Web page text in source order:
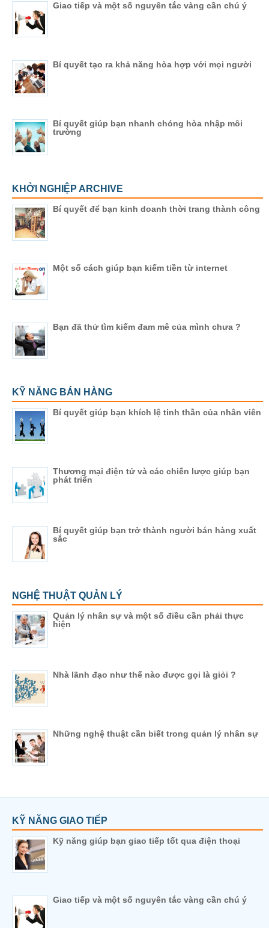
Giao tiếp và một số nguyên tắc vàng cần chú ý
Bí quyết tạo ra khả năng hòa hợp với mọi người
Bí quyết giúp bạn nhanh chóng hòa nhập môi
trường
KHỞI NGHIỆP ARCHIVE
Bí quyết để bạn kinh doanh thời trang thành công
Một số cách giúp bạn kiếm tiền từ internet
Bạn đã thử tìm kiếm đam mê của mình chưa ?
KỸ NĂNG BÁN HÀNG
Bí quyết giúp bạn khích lệ tinh thần của nhân viên
Thương mại điện tử và các chiến lược giúp bạn
phát triển
Bí quyết giúp bạn trở thành người bán hàng xuất
sắc
NGHỆ THUẬT QUẢN LÝ
Quản lý nhân sự và một số điều cần phải thực
hiện
Nhà lãnh đạo như thế nào được gọi là giỏi ?
Những nghệ thuật cần biết trong quản lý nhân sự
KỸ NĂNG GIAO TIẾP
Kỹ năng giúp bạn giao tiếp tốt qua điện thoại
Giao tiếp và một số nguyên tắc vàng cần chú ý